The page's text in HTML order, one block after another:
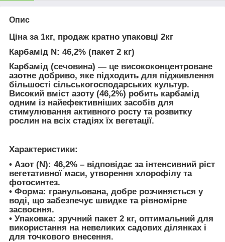
Опис
Ціна за 1кг, продаж кратно упаковці 2кг
Карбамід N: 46,2% (пакет 2 кг)
Карбамід (сечовина) — це висококонцентроване
азотне добриво, яке підходить для підживлення
більшості сільськогосподарських культур.
Високий вміст азоту (46,2%) робить карбамід
одним із найефективніших засобів для
стимулювання активного росту та розвитку
рослин на всіх стадіях їх вегетації.
Характеристики:
• Азот (N): 46,2% – відповідає за інтенсивний ріст
вегетативної маси, утворення хлорофілу та
фотосинтез.
• Форма: гранульована, добре розчиняється у
воді, що забезпечує швидке та рівномірне
засвоєння.
• Упаковка: зручний пакет 2 кг, оптимальний для
використання на невеликих садових ділянках і
для точкового внесення.